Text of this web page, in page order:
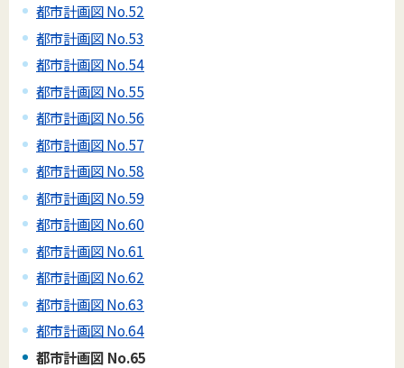
都市計画図 No.52
都市計画図 No.53
都市計画図 No.54
都市計画図 No.55
都市計画図 No.56
都市計画図 No.57
都市計画図 No.58
都市計画図 No.59
都市計画図 No.60
都市計画図 No.61
都市計画図 No.62
都市計画図 No.63
都市計画図 No.64
都市計画図 No.65